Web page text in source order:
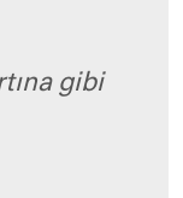
gibi